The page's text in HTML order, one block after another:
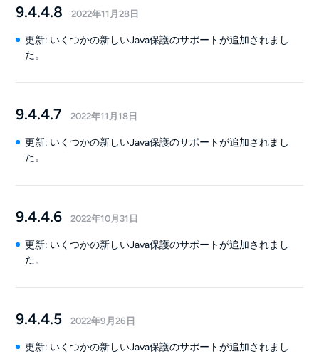
9.4.4.8 2022年11月28日
更新: いくつかの新しいJava保護のサポートが追加されまし
た。
9.4.4.7 2022年11月18日
更新: いくつかの新しいJava保護のサポートが追加されまし
た。
9.4.4.6 2022年10月31日
更新: いくつかの新しいJava保護のサポートが追加されまし
た。
9.4.4.5 2022年9月26日
更新: いくつかの新しいJava保護のサポートが追加されまし